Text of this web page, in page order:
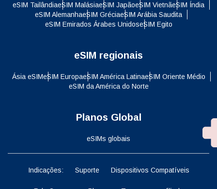
eSIM TailândiaeSIM MalásiaeSIM JapãoeSIM VietnãeSIM Índia
eSIM AlemanhaeSIM GréciaeSIM Arábia Saudita
eSIM Emirados Árabes UnidoseSIM Egito
eSIM regionais
Ásia eSIMeSIM EuropaeSIM América LatinaeSIM Oriente Médio
eSIM da América do Norte
Planos Global
eSIMs globais
Indicações: Suporte Dispositivos Compatíveis